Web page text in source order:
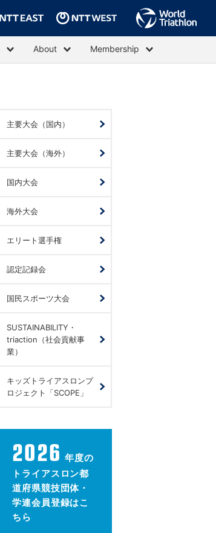
About Membership
主要大会（国内）
主要大会（海外）
国内大会
海外大会
エリート選手権
認定記録会
国民スポーツ大会
SUSTAINABILITY・
triaction（社会貢献事
業）
キッズトライアスロンプ
ロジェクト「SCOPE」
2026 年度の
トライアスロン都
道府県競技団体・
学連会員登録はこ
ちら